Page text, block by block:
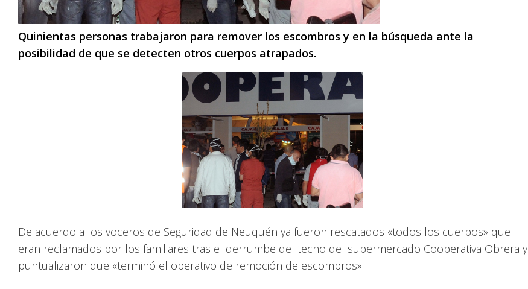
Quinientas personas trabajaron para remover los escombros y en la búsqueda ante la
posibilidad de que se detecten otros cuerpos atrapados.
De acuerdo a los voceros de Seguridad de Neuquén ya fueron rescatados «todos los cuerpos» que
eran reclamados por los familiares tras el derrumbe del techo del supermercado Cooperativa Obrera y
puntualizaron que «terminó el operativo de remoción de escombros».